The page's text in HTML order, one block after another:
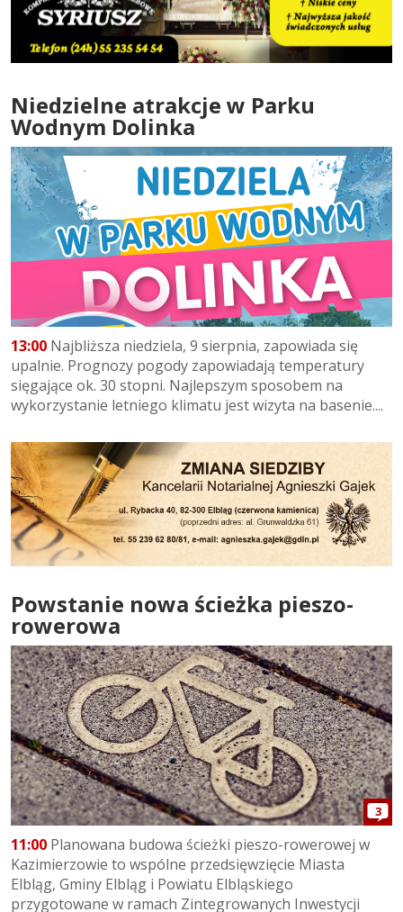
Niedzielne atrakcje w Parku
Wodnym Dolinka
13:00 Najbliższa niedziela, 9 sierpnia, zapowiada się
upalnie. Prognozy pogody zapowiadają temperatury
sięgające ok. 30 stopni. Najlepszym sposobem na
wykorzystanie letniego klimatu jest wizyta na basenie....
Powstanie nowa ścieżka pieszo-
rowerowa
3
11:00 Planowana budowa ścieżki pieszo-rowerowej w
Kazimierzowie to wspólne przedsięwzięcie Miasta
Elbląg, Gminy Elbląg i Powiatu Elbląskiego
przygotowane w ramach Zintegrowanych Inwestycji